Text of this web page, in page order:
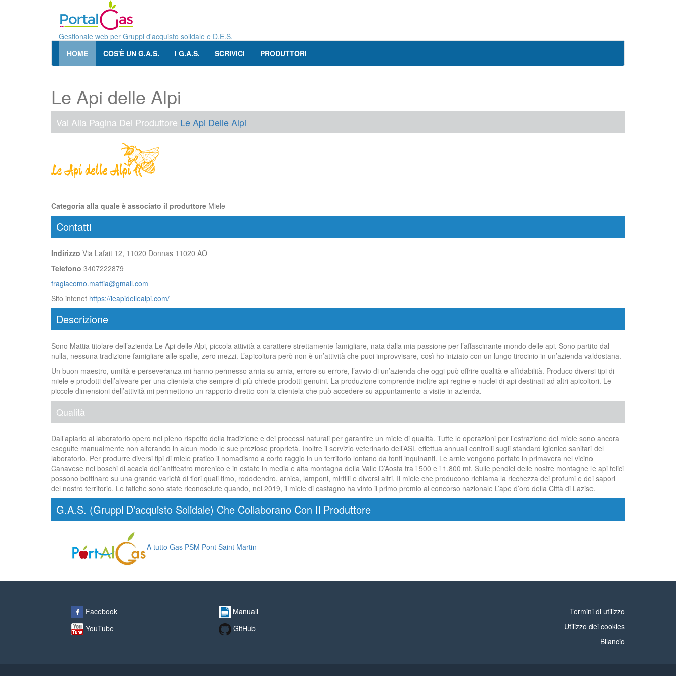
Gestionale web per Gruppi d'acquisto solidale e D.E.S.
HOME
COS'È UN G.A.S. I G.A.S. SCRIVICI PRODUTTORI
Le Api delle Alpi
Vai Alla Pagina Del Produttore Le Api Delle Alpi
Categoria alla quale è associato il produttore Miele
Contatti
Indirizzo Via Lafait 12, 11020 Donnas 11020 AO
Telefono 3407222879
fragiacomo.mattia@gmail.com
Sito intenet https://leapidellealpi.com/
Descrizione
Sono Mattia titolare dell’azienda Le Api delle Alpi, piccola attività a carattere strettamente famigliare, nata dalla mia passione per l’affascinante mondo delle api. Sono partito dal
nulla, nessuna tradizione famigliare alle spalle, zero mezzi. L’apicoltura però non è un’attività che puoi improvvisare, così ho iniziato con un lungo tirocinio in un’azienda valdostana.
Un buon maestro, umiltà e perseveranza mi hanno permesso arnia su arnia, errore su errore, l’avvio di un’azienda che oggi può offrire qualità e affidabilità. Produco diversi tipi di
miele e prodotti dell’alveare per una clientela che sempre di più chiede prodotti genuini. La produzione comprende inoltre api regine e nuclei di api destinati ad altri apicoltori. Le
piccole dimensioni dell’attività mi permettono un rapporto diretto con la clientela che può accedere su appuntamento a visite in azienda.
Qualità
Dall’apiario al laboratorio opero nel pieno rispetto della tradizione e dei processi naturali per garantire un miele di qualità. Tutte le operazioni per l’estrazione del miele sono ancora
eseguite manualmente non alterando in alcun modo le sue preziose proprietà. Inoltre il servizio veterinario dell’ASL effettua annuali controlli sugli standard igienico sanitari del
laboratorio. Per produrre diversi tipi di miele pratico il nomadismo a corto raggio in un territorio lontano da fonti inquinanti. Le arnie vengono portate in primavera nel vicino
Canavese nei boschi di acacia dell’anfiteatro morenico e in estate in media e alta montagna della Valle D’Aosta tra i 500 e i 1.800 mt. Sulle pendici delle nostre montagne le api felici
possono bottinare su una grande varietà di fiori quali timo, rododendro, arnica, lamponi, mirtilli e diversi altri. Il miele che producono richiama la ricchezza dei profumi e dei sapori
del nostro territorio. Le fatiche sono state riconosciute quando, nel 2019, il miele di castagno ha vinto il primo premio al concorso nazionale L’ape d’oro della Città di Lazise.
G.A.S. (Gruppi D'acquisto Solidale) Che Collaborano Con Il Produttore
A tutto Gas PSM Pont Saint Martin
Facebook
YouTube
Manuali
GitHub
Termini di utilizzo
Utilizzo dei cookies
Bilancio